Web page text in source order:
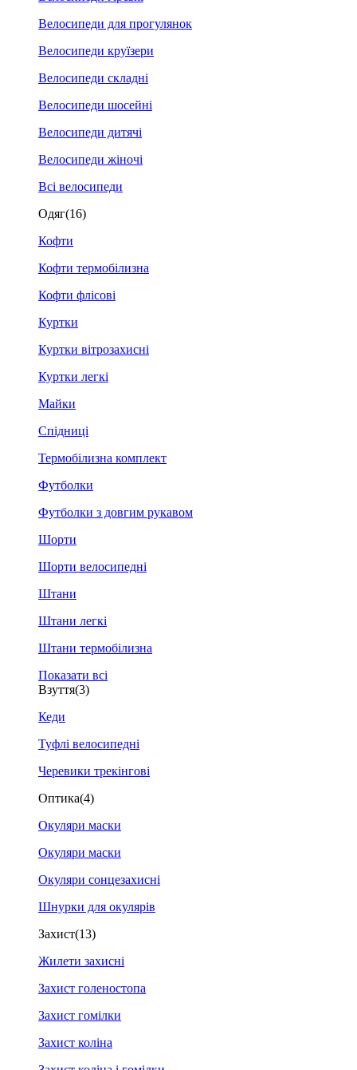
Велосипеди для прогулянок
Велосипеди круїзери
Велосипеди складні
Велосипеди шосейні
Велосипеди дитячі
Велосипеди жіночі
Всі велосипеди
Одяг(16)
Кофти
Кофти термобілизна
Кофти флісові
Куртки
Куртки вітрозахисні
Куртки легкі
Майки
Спідниці
Термобілизна комплект
Футболки
Футболки з довгим рукавом
Шорти
Шорти велосипедні
Штани
Штани легкі
Штани термобілизна
Показати всі
Взуття(3)
Кеди
Туфлі велосипедні
Черевики трекінгові
Оптика(4)
Окуляри маски
Окуляри маски
Окуляри сонцезахисні
Шнурки для окулярів
Захист(13)
Жилети захисні
Захист голеностопа
Захист гомілки
Захист коліна